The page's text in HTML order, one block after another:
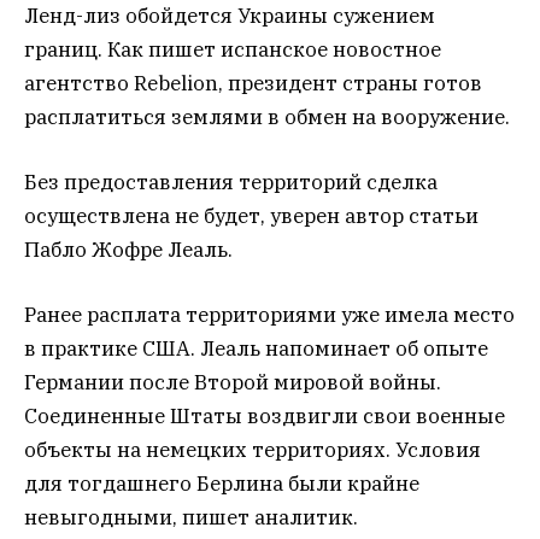
Ленд-лиз обойдется Украины сужением
границ. Как пишет испанское новостное
агентство Rebelion, президент страны готов
расплатиться землями в обмен на вооружение.
Без предоставления территорий сделка
осуществлена не будет, уверен автор статьи
Пабло Жофре Леаль.
Ранее расплата территориями уже имела место
в практике США. Леаль напоминает об опыте
Германии после Второй мировой войны.
Соединенные Штаты воздвигли свои военные
объекты на немецких территориях. Условия
для тогдашнего Берлина были крайне
невыгодными, пишет аналитик.